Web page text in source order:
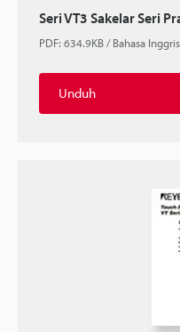
Seri VT3 Sakelar Seri
PDF: 634.9KB/Bahasa Inggris
Unduh